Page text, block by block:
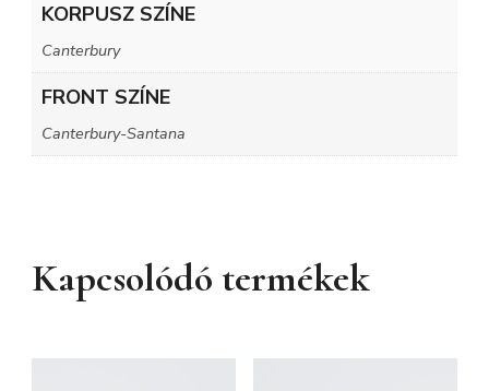
KORPUSZ SZÍNE
Canterbury
FRONT SZÍNE
Canterbury-Santana
Kapcsolódó termékek